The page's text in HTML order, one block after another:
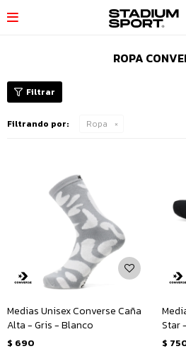

ROPA
Filtrando por: Ropa
Medias Unisex Converse Caña
Alta - Gris - Blanco
$ 690
Star
$